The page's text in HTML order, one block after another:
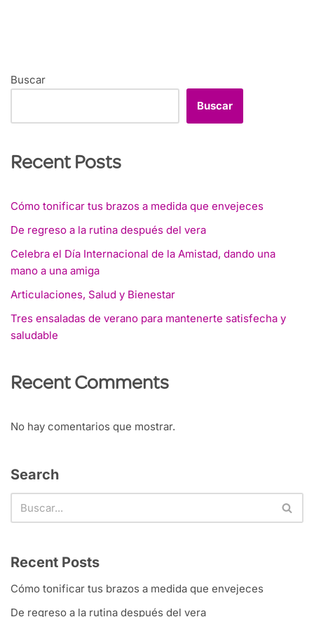
Buscar
Buscar
Recent Posts
Cómo tonificar tus brazos a medida que envejeces
De regreso a la rutina después del vera
Celebra el Día Internacional de la Amistad, dando una
mano a una amiga
Articulaciones, Salud y Bienestar
Tres ensaladas de verano para mantenerte satisfecha y
saludable
Recent Comments
No hay comentarios que mostrar.
Search
Recent Posts
Cómo tonificar tus brazos a medida que envejeces
De regreso a la rutina después del vera